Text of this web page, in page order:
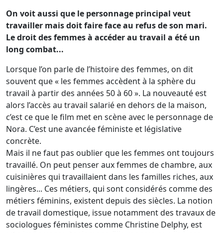
On voit aussi que le personnage principal veut
travailler mais doit faire face au refus de son mari.
Le droit des femmes à accéder au travail a été un
long combat...
Lorsque l’on parle de l’histoire des femmes, on dit
souvent que « les femmes accèdent à la sphère du
travail à partir des années 50 à 60 ». La nouveauté est
alors l’accès au travail salarié en dehors de la maison,
c’est ce que le film met en scène avec le personnage de
Nora. C’est une avancée féministe et législative
concrète.
Mais il ne faut pas oublier que les femmes ont toujours
travaillé. On peut penser aux femmes de chambre, aux
cuisinières qui travaillaient dans les familles riches, aux
lingères... Ces métiers, qui sont considérés comme des
métiers féminins, existent depuis des siècles. La notion
de travail domestique, issue notamment des travaux de
sociologues féministes comme Christine Delphy, est